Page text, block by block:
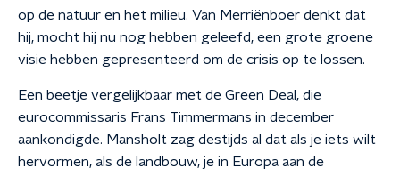
op de natuur en het milieu. Van Merriënboer denkt dat
hij, mocht hij nu nog hebben geleefd, een grote groene
visie hebben gepresenteerd om de crisis op te lossen.
Een beetje vergelijkbaar met de Green Deal, die
eurocommissaris Frans Timmermans in december
aankondigde. Mansholt zag destijds al dat als je iets wilt
hervormen, als de landbouw, je in Europa aan de